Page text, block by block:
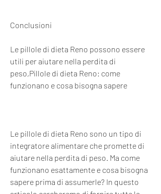
Conclusioni
Le pillole di dieta Reno possono essere
utili per aiutare nella perdita di
peso,Pillole di dieta Reno: come
funzionano e cosa bisogna sapere
Le pillole di dieta Reno sono un tipo di
integratore alimentare che promette di
aiutare nella perdita di peso. Ma come
funzionano esattamente e cosa bisogna
sapere prima di assumerle? In questo